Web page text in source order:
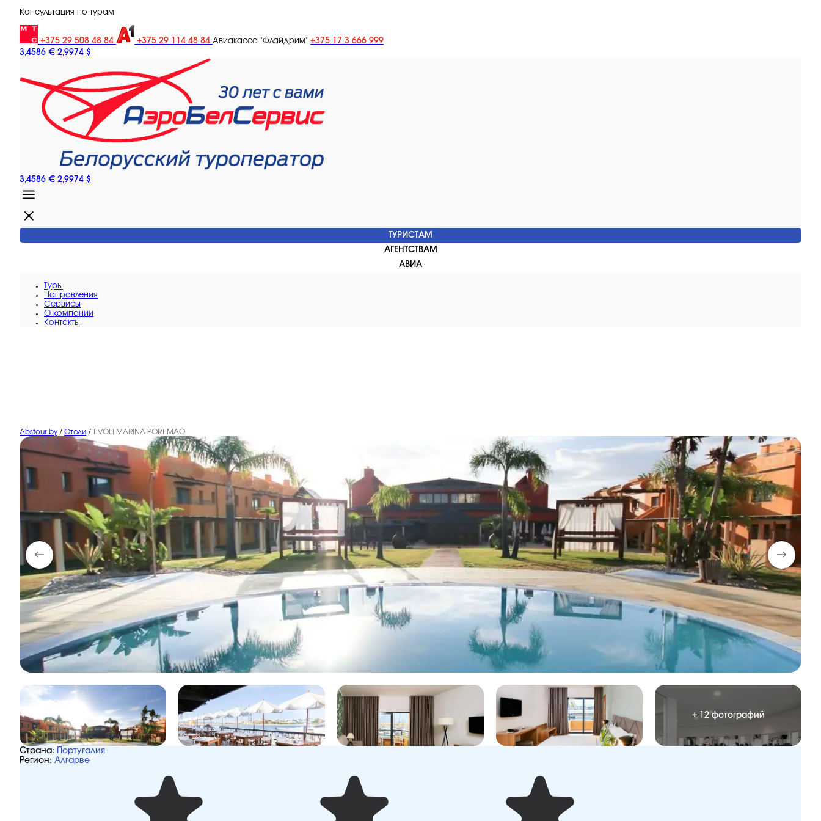
Консультация по турам
+375 29 508 48 84 +375 29 114 48 84 Авиакасса "Флайдрим" +375 17 3 666 999
3,4586 € 2,9974 $
3,4586 € 2,9974 $
ТУРИСТАМ
АГЕНТСТВАМ
АВИА
Туры
Направления
Сервисы
O компании
Контакты
Abstour.by / Отели / TIVOLI MARINA PORTIMAO
+ 12 фотографий
Страна:
Португалия
Регион: Алгарве